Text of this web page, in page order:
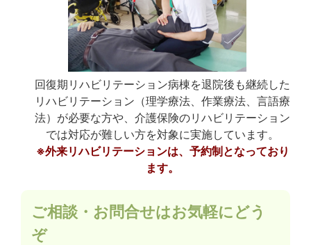
回復期リハビリテーション病棟を退院後も継続した
リハビリテーション（理学療法、作業療法、言語療
法）が必要な方や、介護保険のリハビリテーション
では対応が難しい方を対象に実施しています。
※外来リハビリテーションは、予約制となっており
ます。
ご相談・お問合せはお気軽にどう
ぞ